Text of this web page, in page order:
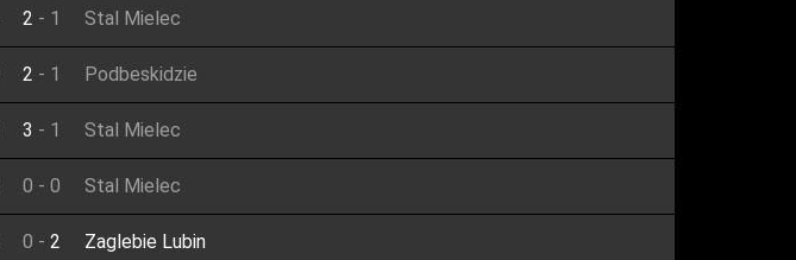
2 - 1 Stal Mielec
2 - 1 Podbeskidzie
3 - 1 Stal Mielec
0 - 0 Stal Mielec
0 - 2 Zaglebie Lubin